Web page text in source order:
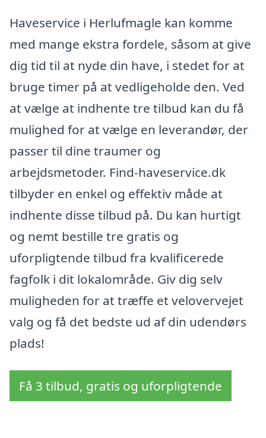
Haveservice i Herlufmagle kan komme
med mange ekstra fordele, såsom at give
dig tid til at nyde din have, i stedet for at
bruge timer på at vedligeholde den. Ved
at vælge at indhente tre tilbud kan du få
mulighed for at vælge en leverandør, der
passer til dine traumer og
arbejdsmetoder. Find-haveservice.dk
tilbyder en enkel og effektiv måde at
indhente disse tilbud på. Du kan hurtigt
og nemt bestille tre gratis og
uforpligtende tilbud fra kvalificerede
fagfolk i dit lokalområde. Giv dig selv
muligheden for at træffe et velovervejet
valg og få det bedste ud af din udendørs
plads!
Få 3 tilbud, gratis og uforpligtende